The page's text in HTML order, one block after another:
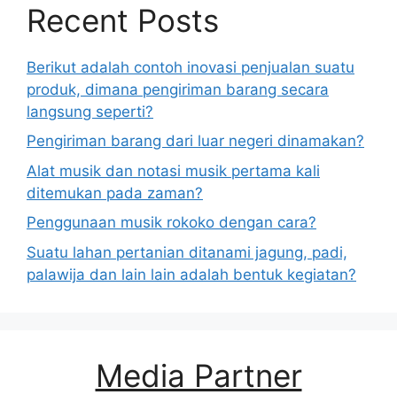
Recent Posts
Berikut adalah contoh inovasi penjualan suatu
produk, dimana pengiriman barang secara
langsung seperti?
Pengiriman barang dari luar negeri dinamakan?
Alat musik dan notasi musik pertama kali
ditemukan pada zaman?
Penggunaan musik rokoko dengan cara?
Suatu lahan pertanian ditanami jagung, padi,
palawija dan lain lain adalah bentuk kegiatan?
Media Partner